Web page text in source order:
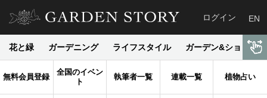
ログイン EN
花と緑 ガーデニング ライフスタイル ガーデン&ショップ
無料会員登録
全国のイベン
ト
執筆者一覧 連載一覧 植物占い